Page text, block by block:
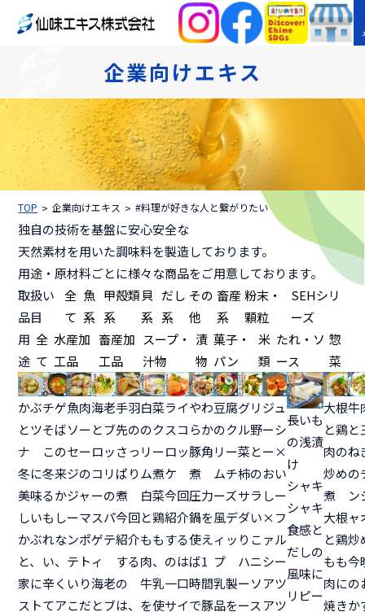
企業向けエキス
TOP 企業向けエキス #料理が好きな人と繋がりたい
独自の技術を基盤に安心安全な
天然素材を用いた調味料を製造しております。
用途・原材料ごとに様々な商品をご用意しております。
取扱い
品目
全
て
魚
系
甲殻類
系
貝
系
だし
系
その
他
畜産
系
粉末・
顆粒
SEHシリ
ーズ
用
途
全
て
水産加
工品
畜産加
工品
スープ・
汁物
漬
物
菓子・
パン
米
類
たれ・ソ
ース
惣
菜
かぶ
とツ
ナ
冬に
美味
しい
かぶ
と、
家に
スト
チゲ
そば
この
冬来
るか
もし
れな
い、
辛く
てア
魚肉
ソー
セー
ジの
ジャ
ーマ
ンポ
テト
いり
こだ
海老
とブ
ロッ
コリ
ーの
スパ
ゲテ
ィ
海老
とブ
手羽
先の
さっ
ぱり
煮
今回
紹介
する
の
は、
白菜
のク
リー
ム煮
白菜
と鶏
もも
肉、
牛乳
を使
ライ
スコ
ロッ
ケ
今回
紹介
する
のは
一口
サイ
やわ
らか
豚角
煮
圧力
鍋を
使え
ば1
時間
で豚
豆腐
のク
リー
ムチ
ーズ
風デ
ィッ
プ
乳製
品を
グリ
ル野
菜と
柿の
サラ
ダい
りこ
ハニ
ーソ
ース
ジュ
ーシ
ー×
おい
しー
×フ
ァル
シー
アツ
アツ
長いも
の浅漬
け
シャキ
シャキ
食感と
だしの
風味に
リピー
大根
と鶏
肉の
炒め
煮
大根
と鶏
もも
肉に
焼き
牛
と
ね
の
ン
ャ
炒
今
の
か